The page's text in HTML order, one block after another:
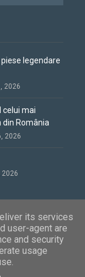
legendare
2026
celui mai
România
2026
2026
Toate drepturile
its services
user-agent are
and security
usage